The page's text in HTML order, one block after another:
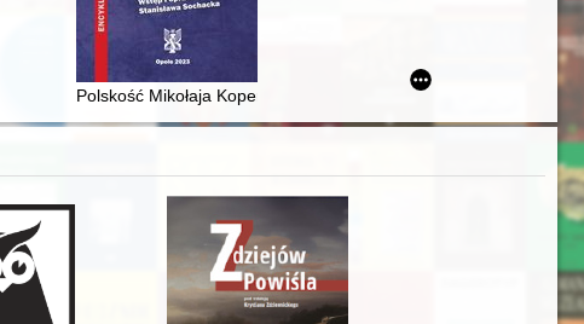
szlacheckich w XVI-wiecznej Rzeczypospolitej
Polskość Mikołaja Kopernika z rodu Ślązaka